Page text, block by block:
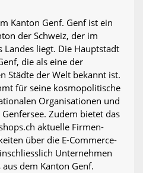
Kanton Genf. Genf ist ein
der Schweiz, der im
Landes liegt. Die Hauptstadt
die als eine der
Städte der Welt bekannt ist.
für seine kosmopolitische
Organisationen und
Zudem bietet das
aktuelle Firmen-
über die E-Commerce-
Unternehmen
dem Kanton Genf.